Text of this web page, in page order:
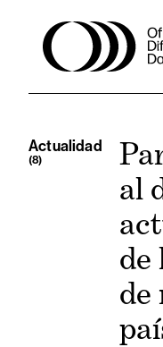
Actualidad
(8)
al
de
de